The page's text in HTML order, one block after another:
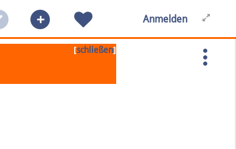
Anmelden
[schließen]